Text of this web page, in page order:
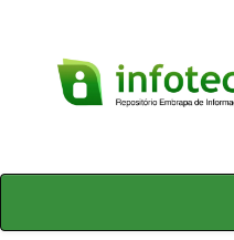
Skip